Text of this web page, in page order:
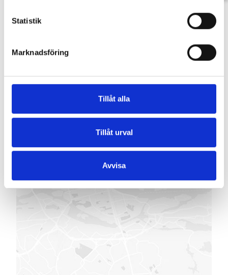
Statistik
Marknadsföring
Tillåt alla
Tillåt urval
Avvisa
FREKEVÄGEN 8